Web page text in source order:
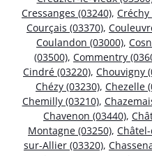
Cressanges (03240), Créchy
Courçais (03370),
Coulandon (03000),
(03500), Commentry
Cindré (03220), Chouvigny
Chézy (03230), Chezelle
Chemilly (03210),
Chavenon (03440),
Montagne (03250),
sur-Allier (03320),